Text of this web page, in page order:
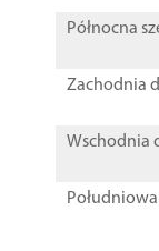
Północna
Zachodnia
Wschodnia